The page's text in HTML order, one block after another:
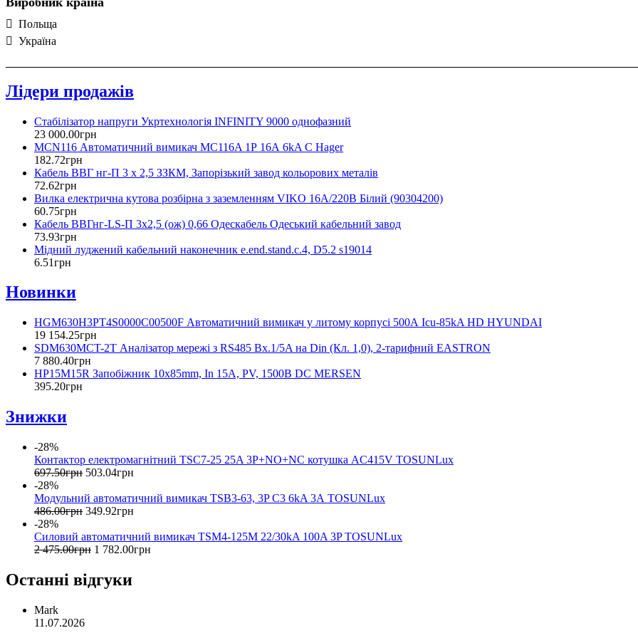
Польща
Україна
Лідери продажів
Стабілізатор напруги Укртехнологія INFINITY 9000 однофазний
23 000.00грн
MCN116 Автоматичний вимикач MC116A 1Р 16А 6kA C Hager
182.72грн
Кабель ВВГ нг-П 3 х 2,5 ЗЗКМ, Запорізький завод кольорових металів
72.62грн
Вилка електрична кутова розбірна з заземленням VIKO 16А/220В Білий (90304200)
60.75грн
Кабель ВВГнг-LS-П 3х2,5 (ож) 0,66 Одескабель Одеський кабельний завод
73.93грн
Мідний луджений кабельний наконечник e.end.stand.c.4, D5.2 s19014
6.51грн
Новинки
HGM630H3PT4S0000C00500F Автоматичний вимикач у литому корпусі 500А Icu-85kA HD HYUNDAI
19 154.25грн
SDM630MCT-2T Аналізатор мережі з RS485 Вх.1/5A на Din (Кл. 1,0), 2-тарифний EASTRON
7 880.40грн
HP15M15R Запобіжник 10x85mm, In 15A, PV, 1500B DC MERSEN
395.20грн
Знижки
-28%
Контактор електромагнітний TSC7-25 25A 3P+NO+NC котушка AC415V TOSUNLux
697.50грн 503.04грн
-28%
Модульний автоматичний вимикач TSB3-63, 3P C3 6kA 3А TOSUNLux
486.00грн 349.92грн
-28%
Силовий автоматичний вимикач TSM4-125M 22/30kA 100A 3P TOSUNLux
2 475.00грн 1 782.00грн
Останні відгуки
Mark
11.07.2026